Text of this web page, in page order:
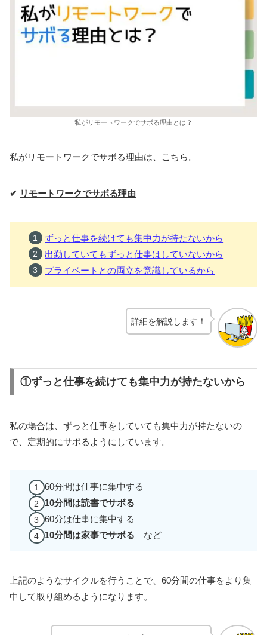
私がリモートワークでサボる理由とは？
私がリモートワークでサボる理由は、こちら。
✔ リモートワークでサボる理由
ずっと仕事を続けても集中力が持たないから
出勤していてもずっと仕事はしていないから
プライベートとの両立を意識しているから
詳細を解説します！
①ずっと仕事を続けても集中力が持たないから
私の場合は、ずっと仕事をしていても集中力が持たないの
で、定期的にサボるようにしています。
60分間は仕事に集中する
10分間は読書でサボる
60分は仕事に集中する
10分間は家事でサボる など
上記のようなサイクルを行うことで、60分間の仕事をより集
中して取り組めるようになります。